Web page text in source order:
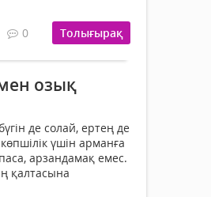
0 Толығырақ
озық
де солай, ертең де
үшін ар­манға
арзандамақ емес.
қалтасына